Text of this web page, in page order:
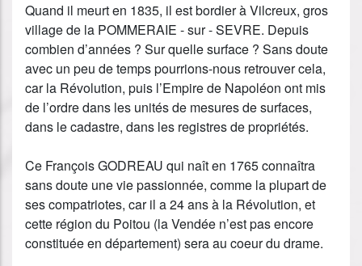
Quand il meurt en 1835, il est bordier à Vilcreux, gros
village de la POMMERAIE - sur - SEVRE. Depuis
combien d’années ? Sur quelle surface ? Sans doute
avec un peu de temps pourrions-nous retrouver cela,
car la Révolution, puis l’Empire de Napoléon ont mis
de l’ordre dans les unités de mesures de surfaces,
dans le cadastre, dans les registres de propriétés.
Ce François GODREAU qui naît en 1765 connaîtra
sans doute une vie passionnée, comme la plupart de
ses compatriotes, car il a 24 ans à la Révolution, et
cette région du Poitou (la Vendée n’est pas encore
constituée en département) sera au coeur du drame.